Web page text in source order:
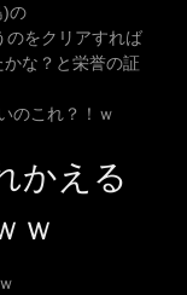
)の
のをクリアすれば
な？と栄誉の証
のこれ？！ｗ
かえる
ｗ